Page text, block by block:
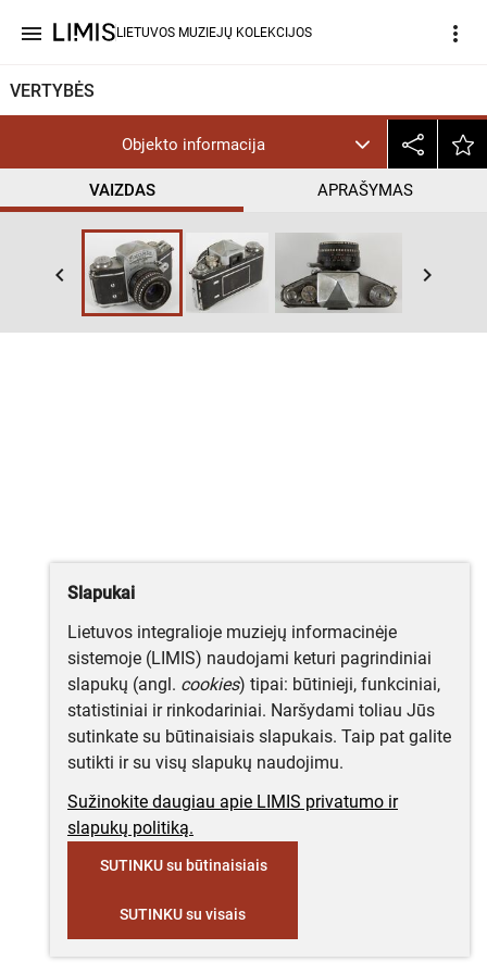
menu LIETUVOS MUZIEJŲ KOLEKCIJOS more_vert
VERTYBĖS
Objekto informacija
VAIZDAS APRAŠYMAS
keyboard_arrow_left keyboard_arrow_right
Slapukai
Lietuvos integralioje muziejų informacinėje
sistemoje (LIMIS) naudojami keturi pagrindiniai
slapukų (angl. cookies) tipai: būtinieji, funkciniai,
statistiniai ir rinkodariniai. Naršydami toliau Jūs
sutinkate su būtinaisiais slapukais. Taip pat galite
sutikti ir su visų slapukų naudojimu.
Sužinokite daugiau apie LIMIS privatumo ir
slapukų politiką.
SUTINKU su būtinaisiais
SUTINKU su visais